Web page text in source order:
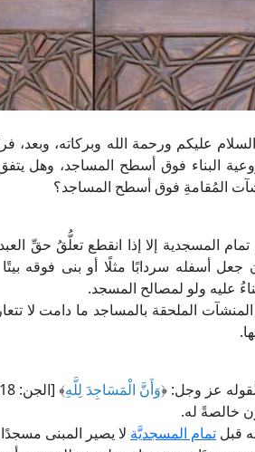
عليكم ورحمة الله وبركاته، وبعد،
البناء فوق أسطح المساجد، وهل
المُقامةِ فوق أسطح المساجد؟
المسجدية إلا إذا انقطع تعلُّقُ حقِّ العبد
جعل أسفله سردابًا مثلًا أو بنى فوقه
عليه ولو لمصالح المسجد.
الملحقة بالمساجد ما دامت لا
عز وجل: ﴿وَأَنَّ الْمَسَاجِدَ لِلَّهِ
خالصةً له.
قبل تمام المسجديَّة لا يصير المبنى